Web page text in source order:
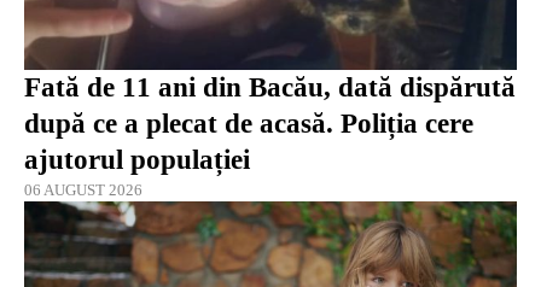
Fată de 11 ani din Bacău, dată dispărută
după ce a plecat de acasă. Poliția cere
ajutorul populației
06 AUGUST 2026